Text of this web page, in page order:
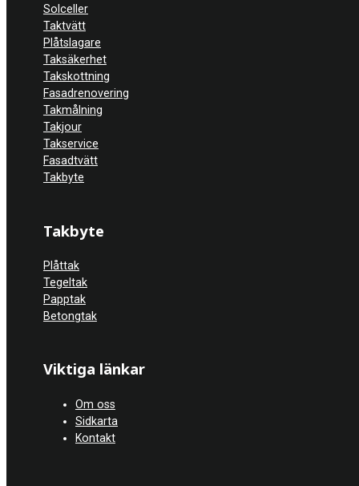
Solceller
Taktvätt
Plåtslagare
Taksäkerhet
Takskottning
Fasadrenovering
Takmålning
Takjour
Takservice
Fasadtvätt
Takbyte
Takbyte
Plåttak
Tegeltak
Papptak
Betongtak
Viktiga länkar
Om oss
Sidkarta
Kontakt